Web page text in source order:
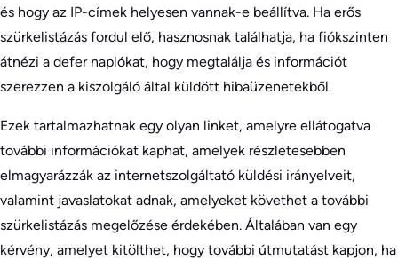
és hogy az IP-címek helyesen vannak-e beállítva. Ha erős
szürkelistázás fordul elő, hasznosnak találhatja, ha fiókszinten
átnézi a defer naplókat, hogy megtalálja és információt
szerezzen a kiszolgáló által küldött hibaüzenetekből.
Ezek tartalmazhatnak egy olyan linket, amelyre ellátogatva
további információkat kaphat, amelyek részletesebben
elmagyarázzák az internetszolgáltató küldési irányelveit,
valamint javaslatokat adnak, amelyeket követhet a további
szürkelistázás megelőzése érdekében. Általában van egy
kérvény, amelyet kitölthet, hogy további útmutatást kapjon, ha